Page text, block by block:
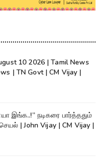
10 2026 | Tamil News
| TN Govt | CM Vijay |
இங்க..!” நடிகரை பார்த்ததும்
Vijay |